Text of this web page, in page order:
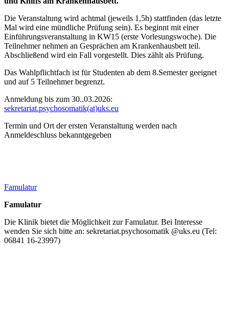
Die Veranstaltung wird achtmal (jeweils 1,5h) stattfinden (das letzte
Mal wird eine mündliche Prüfung sein). Es beginnt mit einer
Einführungsveranstaltung in KW15 (erste Vorlesungswoche). Die
Teilnehmer nehmen an Gesprächen am Krankenhausbett teil.
Abschließend wird ein Fall vorgestellt. Dies zählt als Prüfung.
Das Wahlpflichtfach ist für Studenten ab dem 8.Semester geeignet
und auf 5 Teilnehmer begrenzt.
Anmeldung bis zum 30..03.2026:
sekretariat.psychosomatik(at)uks.eu
Termin und Ort der ersten Veranstaltung werden nach
Anmeldeschluss bekanntgegeben
Famulatur
Famulatur
Die Klinik bietet die Möglichkeit zur Famulatur. Bei Interesse
wenden Sie sich bitte an: sekretariat.psychosomatik @uks.eu (Tel:
06841 16-23997)